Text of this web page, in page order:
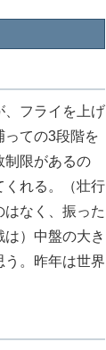
、フライを上げ
っての3段階を
制限があるの
くれる。（壮行
なく、振った
）中盤の大き
う。昨年は世界